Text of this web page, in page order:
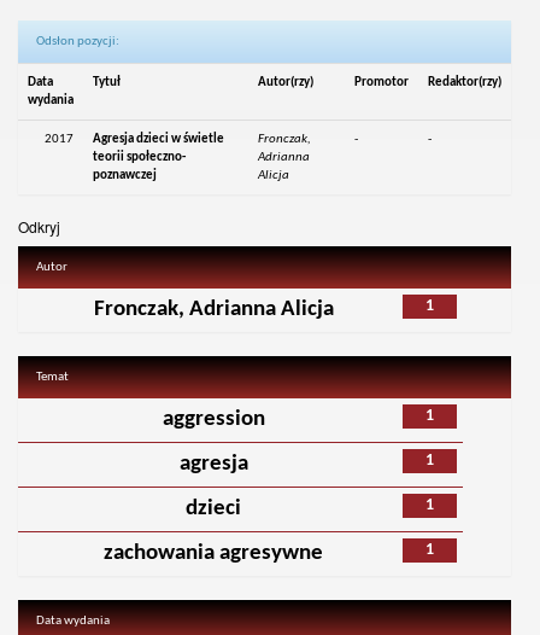
Odsłon pozycji:
Data
wydania
Tytuł Autor(rzy) Promotor Redaktor(rzy)
2017
Agresja dzieci w świetle
teorii społeczno-
poznawczej
Fronczak,
Adrianna
Alicja
- -
Odkryj
Autor
1
Fronczak, Adrianna Alicja
Temat
1
aggression
1
agresja
1
dzieci
1
zachowania agresywne
Data wydania